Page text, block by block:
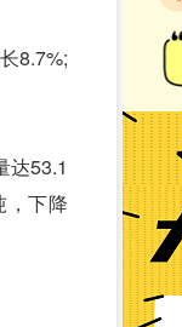
8.7%;
达53.1
，下降